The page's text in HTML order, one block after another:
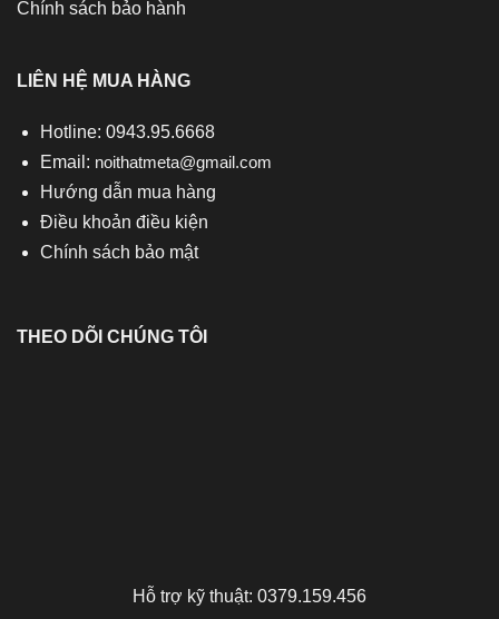
Chính sách bảo hành
LIÊN HỆ MUA HÀNG
Hotline: 0943.95.6668
Email: noithatmeta@gmail.com
Hướng dẫn mua hàng
Điều khoản điều kiện
Chính sách bảo mật
THEO DÕI CHÚNG TÔI
Hỗ trợ kỹ thuật: 0379.159.456